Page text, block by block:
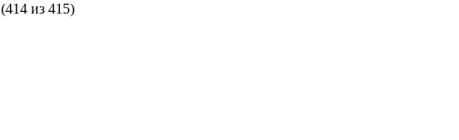
(414 из 415)